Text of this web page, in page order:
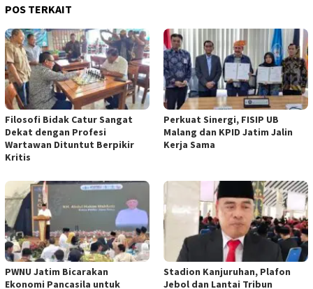
POS TERKAIT
Filosofi Bidak Catur Sangat
Dekat dengan Profesi
Wartawan Dituntut Berpikir
Kritis
Perkuat Sinergi, FISIP UB
Malang dan KPID Jatim Jalin
Kerja Sama
PWNU Jatim Bicarakan
Ekonomi Pancasila untuk
Stadion Kanjuruhan, Plafon
Jebol dan Lantai Tribun